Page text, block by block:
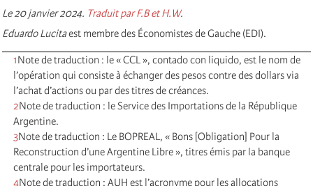
Le 20 janvier 2024. Traduit par F.B et H.W.
Eduardo Lucitaest membre des Économistes de Gauche (EDI).
1Note de traduction : le « CCL », contado con liquido, est le nom de
l’opération qui consiste à échanger des pesos contre des dollars via
l’achat d’actions ou par des titres de créances.
2Note de traduction : le Service des Importations de la République
Argentine.
3Note de traduction : Le BOPREAL, « Bons [Obligation] Pour la
Reconstruction d’une Argentine Libre », titres émis par la banque
centrale pour les importateurs.
4Note de traduction : AUH est l’acronyme pour les allocations